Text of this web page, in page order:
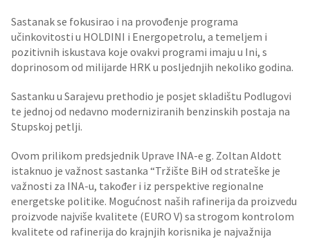
Sastanak se fokusirao i na provođenje programa
učinkovitosti u HOLDINI i Energopetrolu, a temeljem i
pozitivnih iskustava koje ovakvi programi imaju u Ini, s
doprinosom od milijarde HRK u posljednjih nekoliko godina.
Sastanku u Sarajevu prethodio je posjet skladištu Podlugovi
te jednoj od nedavno moderniziranih benzinskih postaja na
Stupskoj petlji.
Ovom prilikom predsjednik Uprave INA-e g. Zoltan Aldott
istaknuo je važnost sastanka “Tržište BiH od strateške je
važnosti za INA-u, također i iz perspektive regionalne
energetske politike. Mogućnost naših rafinerija da proizvedu
proizvode najviše kvalitete (EURO V) sa strogom kontrolom
kvalitete od rafinerija do krajnjih korisnika je najvažnija